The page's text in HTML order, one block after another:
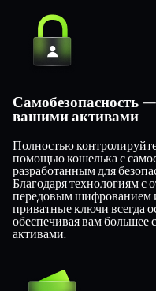
Самобезопасность
вашими активами
Полностью
помощью кошелька с
разработанным для
Благодаря технологиям
передовым шифрованием
приватные ключи всегда
обеспечивая вам
активами.